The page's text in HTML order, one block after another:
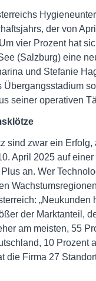
der von
vier Prozent hat
(Salzburg) eine
und Stefanie
Übergangsstadium
seiner operativen
sind zwar ein
April 2025 auf
an. Wer
der Marktanteil,
am meisten, 55
10 Prozent
die Firma 27